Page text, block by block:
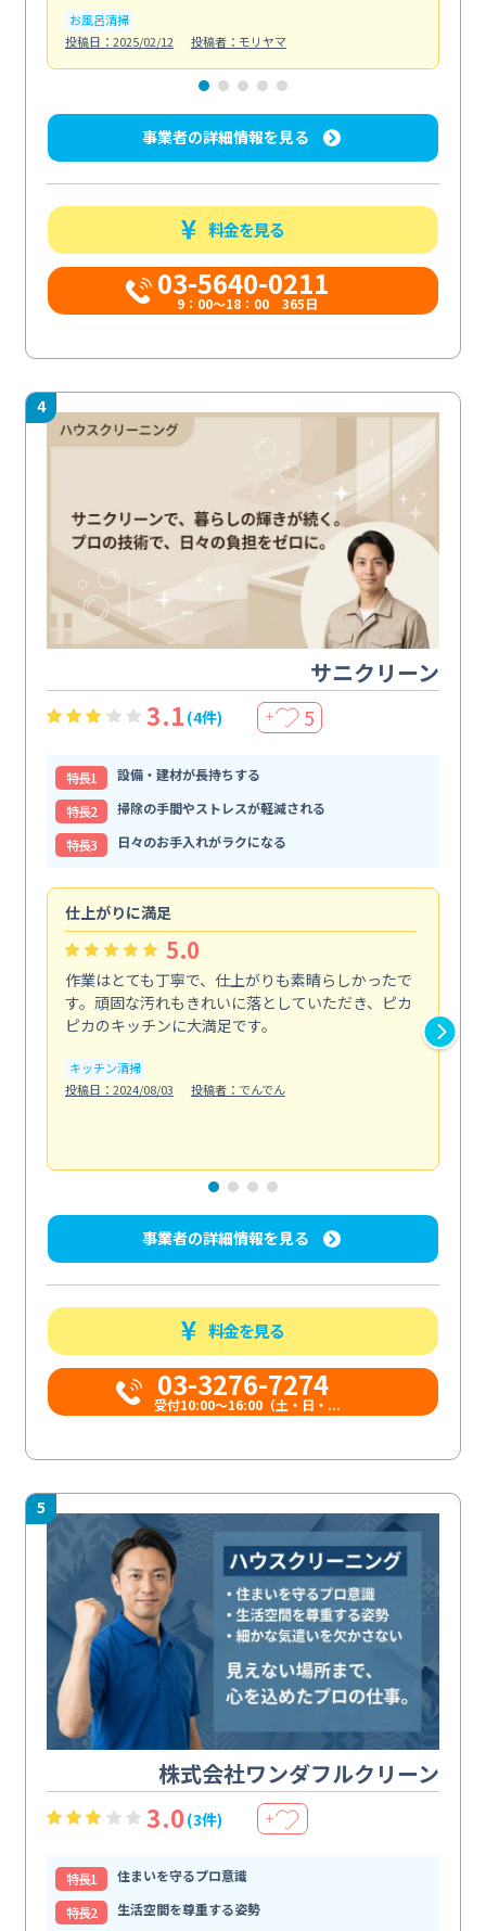
お風呂清掃
投稿日：2025/02/12
投稿者：モリヤマ
事業者の詳細情報を見る
料金を見る
03-5640-0211
9：00～18：00 365日
4
サニクリーン
3.1 (4件) ＋ 5
特⻑1
設備・建材が長持ちする
特⻑2
掃除の手間やストレスが軽減される
特⻑3
日々のお手入れがラクになる
仕上がりに満足
5.0
作業はとても丁寧で、仕上がりも素晴らしかったで
す。頑固な汚れもきれいに落としていただき、ピカ
ピカのキッチンに大満足です。
キッチン清掃
投稿日：2024/08/03
投稿者：でんでん
事業者の詳細情報を見る
料金を見る
03-3276-7274
受付10:00〜16:00（土・日・...
5
株式会社ワンダフルクリーン
3.0(3件) ＋
特⻑1
住まいを守るプロ意識
特⻑2
生活空間を尊重する姿勢